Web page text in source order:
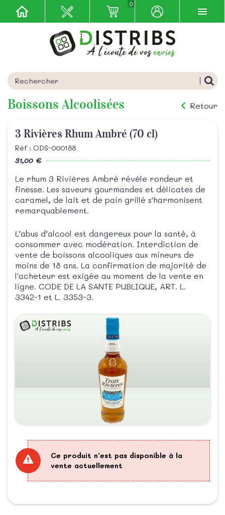
0
Boissons Alcoolisées Retour
3 Rivières Rhum Ambré (70 cl)
Réf : ODS-000188
31,00 €
Le rhum 3 Rivières Ambré révèle rondeur et
finesse. Les saveurs gourmandes et délicates de
caramel, de lait et de pain grillé s'harmonisent
remarquablement.
L’abus d’alcool est dangereux pour la santé, à
consommer avec modération. Interdiction de
vente de boissons alcooliques aux mineurs de
moins de 18 ans. La confirmation de majorité de
l'acheteur est exigée au moment de la vente en
ligne. CODE DE LA SANTE PUBLIQUE, ART. L.
3342-1 et L. 3353-3.
Ce produit n'est pas disponible à la
vente actuellement